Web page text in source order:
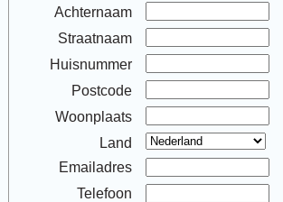
Achternaam
Straatnaam
Huisnummer
Postcode
Woonplaats
Land
Emailadres
Telefoon